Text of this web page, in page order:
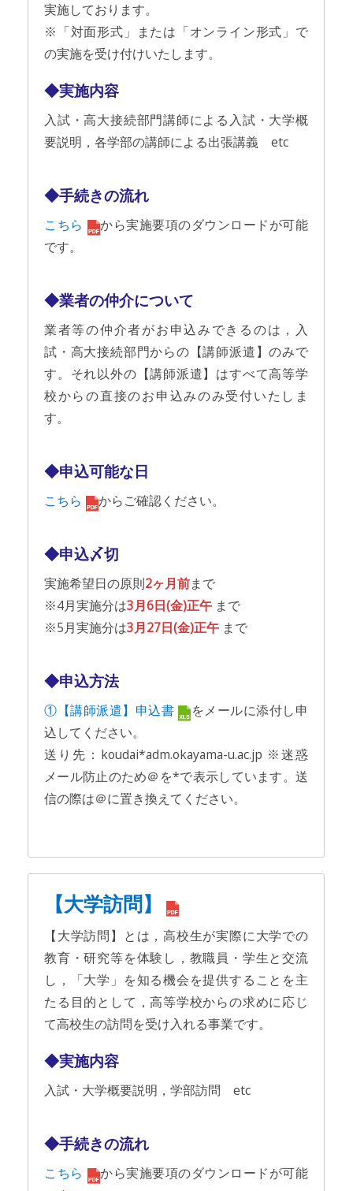
実施しております。
※「対面形式」または「オンライン形式」で
の実施を受け付けいたします。
◆実施内容
入試・高大接続部門講師による入試・大学概
要説明，各学部の講師による出張講義 etc
◆手続きの流れ
こちら
から実施要項のダウンロードが可能
です。
◆業者の仲介について
業者等の仲介者がお申込みできるのは，入
試・高大接続部門からの【講師派遣】のみで
す。それ以外の【講師派遣】はすべて高等学
校からの直接のお申込みのみ受付いたしま
す。
◆申込可能な日
こちら からご確認ください。
◆申込〆切
実施希望日の原則2ヶ月前まで
※4月実施分は3月6日(金)正午 まで
※5月実施分は3月27日(金)正午 まで
◆申込方法
①【講師派遣】申込書
をメールに添付し申
込してください。
送り先：koudai*adm.okayama-u.ac.jp ※迷惑
メール防止のため＠を*で表示しています。送
信の際は＠に置き換えてください。
【大学訪問】
【大学訪問】とは，高校生が実際に大学での
教育・研究等を体験し，教職員・学生と交流
し，「大学」を知る機会を提供することを主
たる目的として，高等学校からの求めに応じ
て高校生の訪問を受け入れる事業です。
◆実施内容
入試・大学概要説明，学部訪問 etc
◆手続きの流れ
こちら
から実施要項のダウンロードが可能